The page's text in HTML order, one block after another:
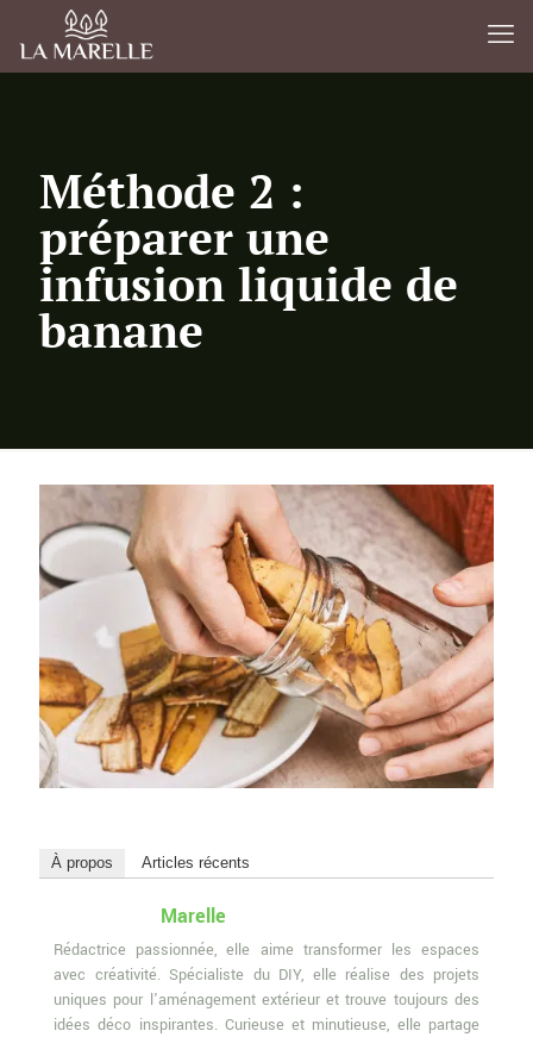
Méthode 2 :
préparer une
infusion liquide de
banane
À propos Articles récents
Marelle
Rédactrice passionnée, elle aime transformer les espaces
avec créativité. Spécialiste du DIY, elle réalise des projets
uniques pour l'aménagement extérieur et trouve toujours des
idées déco inspirantes. Curieuse et minutieuse, elle partage